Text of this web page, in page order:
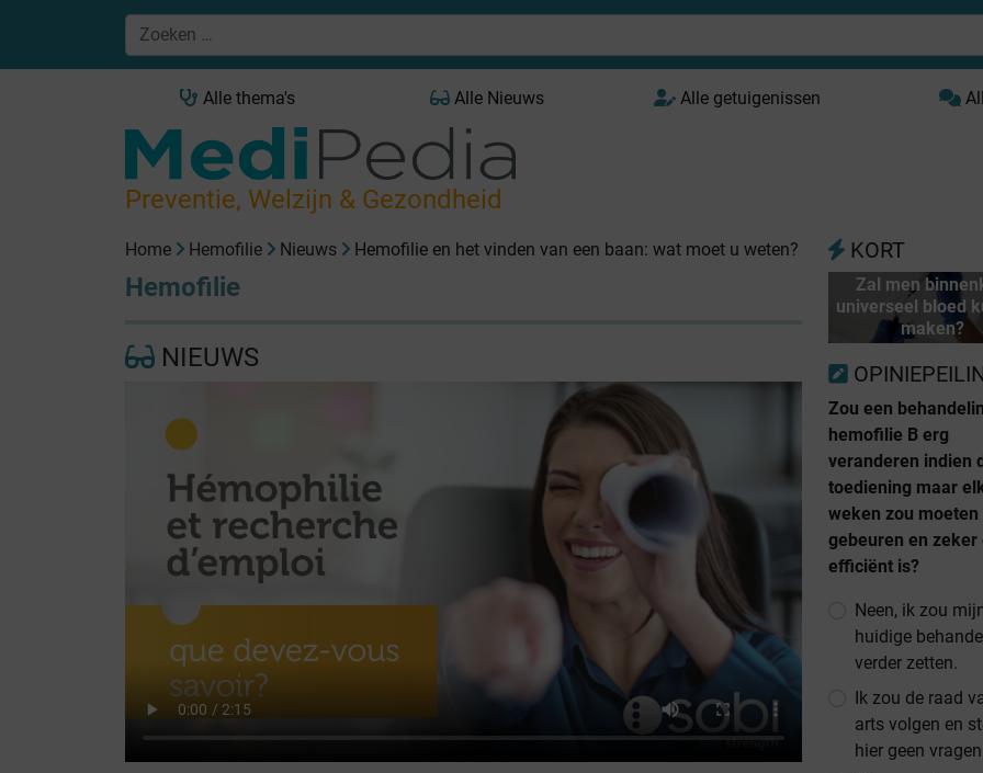
Alle thema's Alle Nieuws Alle getuigenissen
Preventie, Welzijn & Gezondheid
Home Hemofilie Nieuws Hemofilie en het vinden van een baan: wat moet u weten?
Hemofilie
NIEUWS
KORT
Zal men
universeel bloed
maken?
Zou een
hemofilie B erg
veranderen indien
toediening maar
weken zou moeten
gebeuren en zeker
efficiënt is?
Neen, ik zou
huidige
verder zetten.
Ik zou de raad
arts volgen en
hier geen